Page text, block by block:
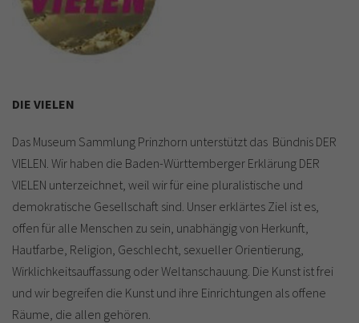
DIE VIELEN
Das Museum Sammlung Prinzhorn unterstützt das Bündnis DER
VIELEN. Wir haben die Baden-Württemberger Erklärung DER
VIELEN unterzeichnet, weil wir für eine pluralistische und
demokratische Gesellschaft sind. Unser erklärtes Ziel ist es,
offen für alle Menschen zu sein, unabhängig von Herkunft,
Hautfarbe, Religion, Geschlecht, sexueller Orientierung,
Wirklichkeitsauffassung oder Weltanschauung. Die Kunst ist frei
und wir begreifen die Kunst und ihre Einrichtungen als offene
Räume, die allen gehören.